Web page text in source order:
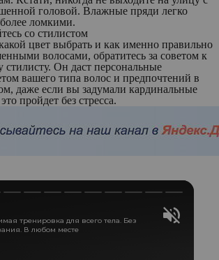
головой. Влажные пряди легко
ломкими.
со стилистом
цвет выбрать и как именно правильно
волосами, обратитесь за советом к
стилисту. Он даст персональные
вашего типа волос и предпочтений в
даже если вы задумали кардинальные
пройдет без стресса.